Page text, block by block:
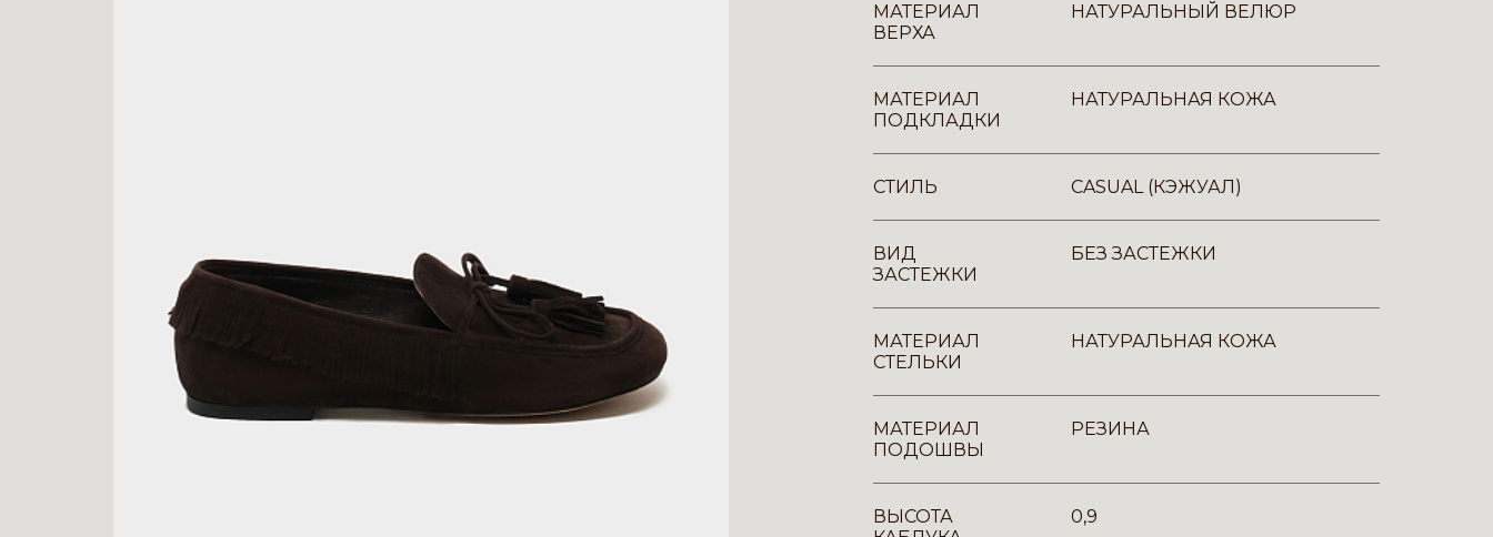
МАТЕРИАЛ
ВЕРХА
НАТУРАЛЬНЫЙ ВЕЛЮР
МАТЕРИАЛ
ПОДКЛАДКИ
НАТУРАЛЬНАЯ КОЖА
СТИЛЬ CASUAL (КЭЖУАЛ)
ВИД
ЗАСТЕЖКИ
БЕЗ ЗАСТЕЖКИ
МАТЕРИАЛ
СТЕЛЬКИ
НАТУРАЛЬНАЯ КОЖА
МАТЕРИАЛ
ПОДОШВЫ
РЕЗИНА
ВЫСОТА
0,9